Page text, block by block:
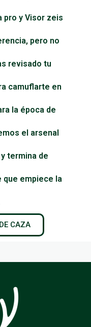
pro y Visor zeis
pero no
revisado tu
camuflarte en
la época de
el arsenal
termina de
que empiece la
CAZA